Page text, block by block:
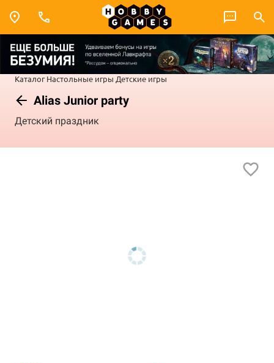
Каталог Настольные игры Детские игры
Alias Junior party
Детский праздник